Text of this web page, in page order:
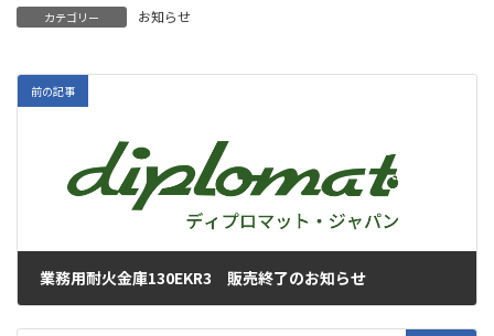
カテゴリー お知らせ
前の記事
業務用耐火金庫130EKR3 販売終了のお知らせ